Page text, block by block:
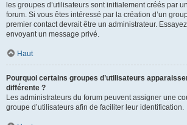
les groupes d’utilisateurs sont initialement créés par
forum. Si vous êtes intéressé par la création d’un
premier contact devrait être un administrateur.
envoyant un message privé.
Haut
Pourquoi certains groupes d’utilisateurs
différente ?
Les administrateurs du forum peuvent assigner une
groupe d’utilisateurs afin de faciliter leur identification.